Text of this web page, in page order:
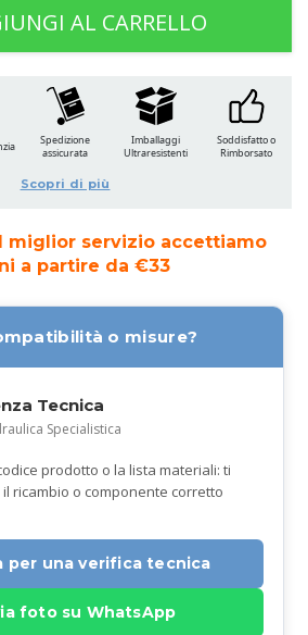
AL CARRELLO
miglior servizio accettiamo
a partire da €33
o misure?
Tecnica
Specialistica
prodotto o la lista materiali: ti
ricambio o componente corretto
per una verifica tecnica
foto su WhatsApp
Spedizione
assicurata
Imballaggi
Ultraresistenti
Soddisfatto o
Rimborsato
Scopri di più